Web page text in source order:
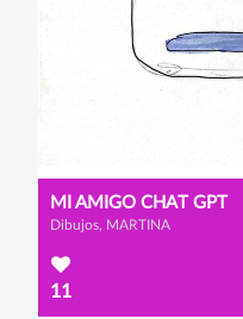
MI AMIGO CHAT GPT
Dibujos, MARTINA
11